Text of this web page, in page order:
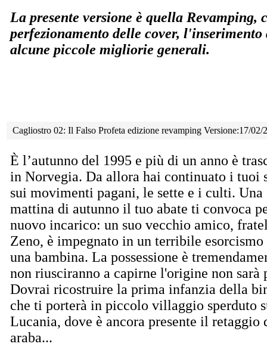
La presente versione è quella Revamping,
perfezionamento delle cover,
alcune piccole migliorie generali.
Cagliostro 02: Il Falso Profeta edizione revamping Versione:17/02/
È l’autunno del 1995 e più di un anno è
in Norvegia. Da allora hai continuato i tuoi
sui movimenti pagani, le sette e i culti. Una
mattina di autunno il tuo abate ti convoca
nuovo incarico: un suo vecchio amico,
Zeno, è impegnato in un terribile esorcismo
una bambina. La possessione è
non riusciranno a capirne l'origine non sarà
Dovrai ricostruire la prima infanzia della
che ti porterà in piccolo villaggio sperduto
Lucania, dove è ancora presente il retaggio
araba...